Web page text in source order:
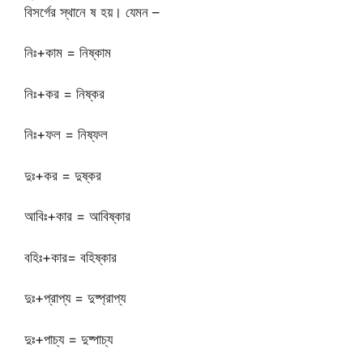
বিসর্গের স্থানে ষ হয়। যেমন –
নিঃ+কাম = নিষ্কাম
নিঃ+কর = নিষ্কর
নিঃ+ফল = নিষ্ফল
দুঃ+কর = দুষ্কর
আবিঃ+কার = আবিষ্কার
বহিঃ+কার= বহিষ্কার
দুঃ+প্রাপ্য = দুষ্প্রাপ্য
দুঃ+পাচ্য = দুষ্পাচ্য